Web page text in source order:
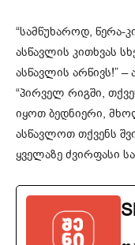
“სამწუხაროდ, წერა-
ასწავლის კითხვას
ასწავლის არწივს!”
“პირველ რიგში,
იყოთ ბედნიერი,
ასწავლოთ თქვენს
ყველაზე ძვირფასი